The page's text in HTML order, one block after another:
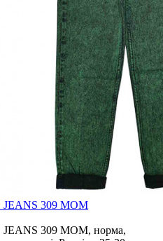
309 MOM
309 MOM, норма,